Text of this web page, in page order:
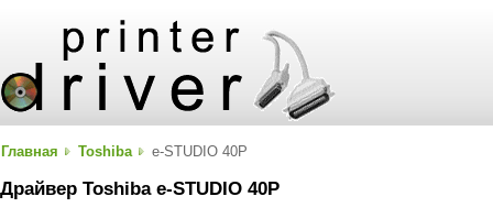
Главная Toshiba e-STUDIO 40P
Драйвер Toshiba e-STUDIO 40P